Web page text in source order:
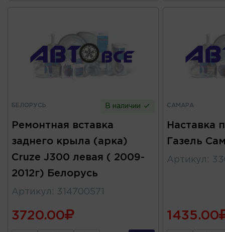
БЕЛОРУСЬ В наличии
Ремонтная вставка
заднего крыла (арка)
Cruze J300 левая ( 2009-
2012г) Белорусь
Артикул : 314700571
3720.00
САМАРА
Наставка
Газель
Артикул :
1435.00